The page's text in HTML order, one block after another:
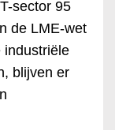
sector 95
de LME-wet
industriële
blijven er